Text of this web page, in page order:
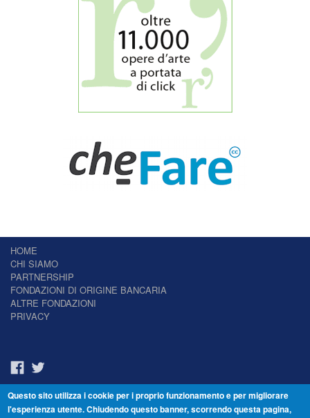
HOME
CHI SIAMO
PARTNERSHIP
FONDAZIONI DI ORIGINE BANCARIA
ALTRE FONDAZIONI
PRIVACY
Il Giornale delle Fondazioni - Periodico telematico
Reg. Tribunale n.7 del 22/07/2014 – ISSN 2421-2466
Questo sito utilizza i cookie per i proprio funzionamento e per migliorare
l'esperienza utente. Chiudendo questo banner, scorrendo questa pagina,